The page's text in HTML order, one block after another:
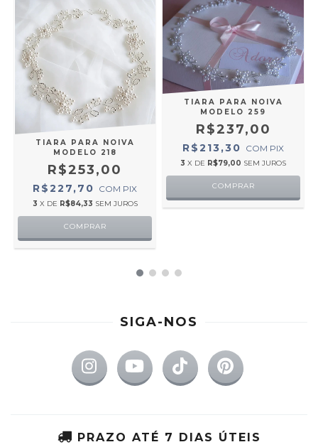
TIARA PARA NOIVA
MODELO 218
R$253,00
R$227,70 COM PIX
3 X DE R$84,33 SEM JUROS
COMPRAR
TIARA PARA NOIVA
MODELO 259
R$237,00
R$213,30 COM PIX
3 X DE R$79,00 SEM JUROS
COMPRAR
SIGA-NOS
PRAZO ATÉ 7 DIAS ÚTEIS